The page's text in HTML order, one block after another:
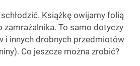
Książkę owijamy folią
zamrażalnika. To samo dotyczy
i innych drobnych przedmiotów
Co jeszcze można zrobić?